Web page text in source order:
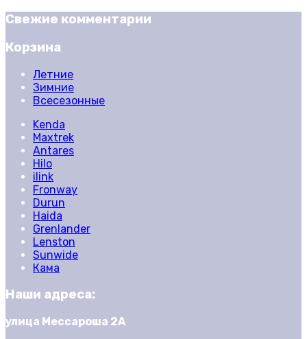
Свежие комментарии
Корзина
Летние
Зимние
Всесезонные
Kenda
Maxtrek
Antares
Hilo
ilink
Fronway
Durun
Haida
Grenlander
Lenston
Sunwide
Кама
Наши адреса:
улица Мессароша 2А